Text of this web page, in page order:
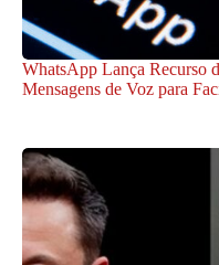
WhatsApp Lança Recurso
Mensagens de Voz para